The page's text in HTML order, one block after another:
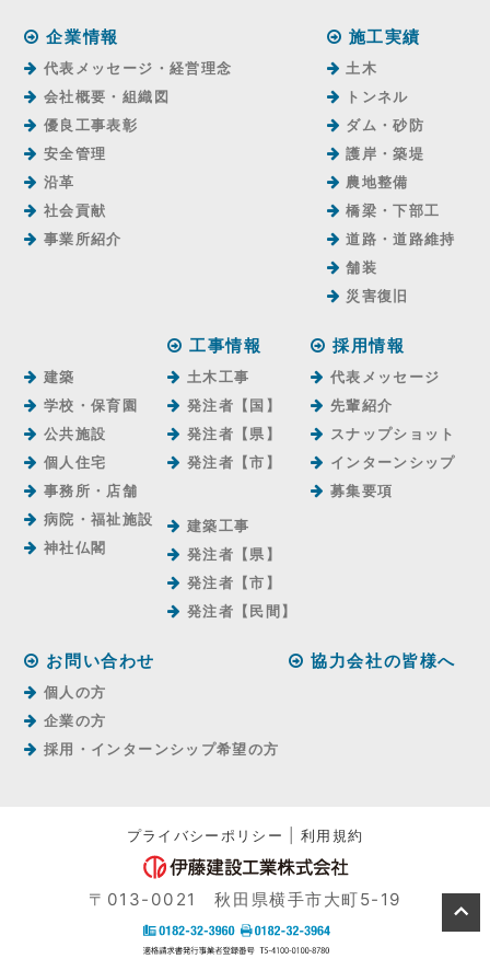
企業情報
代表メッセージ・経営理念
会社概要・組織図
優良工事表彰
安全管理
沿革
社会貢献
事業所紹介
施工実績
土木
トンネル
ダム・砂防
護岸・築堤
農地整備
橋梁・下部工
道路・道路維持
舗装
災害復旧
建築
学校・保育園
公共施設
個人住宅
事務所・店舗
病院・福祉施設
神社仏閣
工事情報
土木工事
発注者【国】
発注者【県】
発注者【市】
建築工事
発注者【県】
発注者【市】
発注者【⺠間】
採用情報
代表メッセージ
先輩紹介
スナップショット
インターンシップ
募集要項
お問い合わせ
個人の方
企業の方
採用・インターンシップ希望の方
協力会社の皆様へ
プライバシーポリシー |利用規約
〒013-0021 秋田県横手市大町5-19